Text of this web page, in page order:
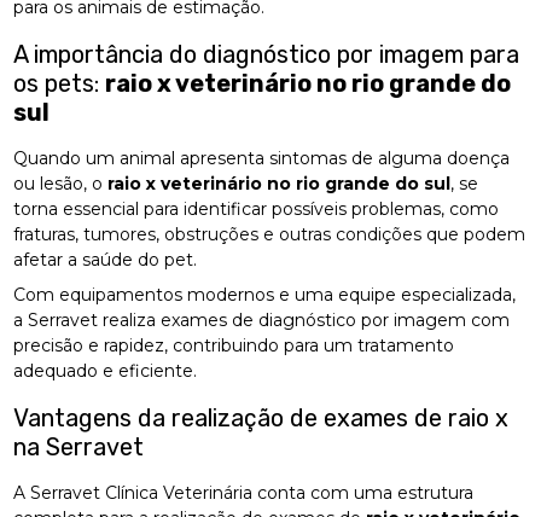
para os animais de estimação.
A importância do diagnóstico por imagem para
os pets: raio x veterinário no rio grande do
sul
Quando um animal apresenta sintomas de alguma doença
ou lesão, o raio x veterinário no rio grande do sul , se
torna essencial para identificar possíveis problemas, como
fraturas, tumores, obstruções e outras condições que podem
afetar a saúde do pet.
Com equipamentos modernos e uma equipe especializada,
a Serravet realiza exames de diagnóstico por imagem com
precisão e rapidez, contribuindo para um tratamento
adequado e eficiente.
Vantagens da realização de exames de raio x
na Serravet
A Serravet Clínica Veterinária conta com uma estrutura